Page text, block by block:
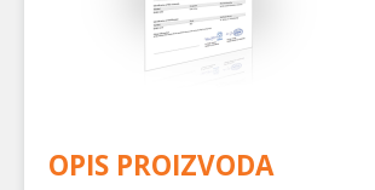
OPIS PROIZVODA